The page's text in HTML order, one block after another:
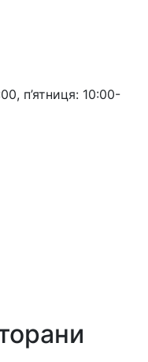
п’ятниця: 10:00-